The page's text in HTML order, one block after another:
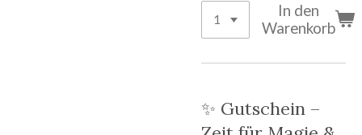
In den
Warenkorb
✨ Gutschein –